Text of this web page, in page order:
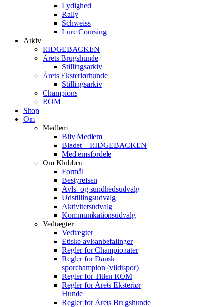
Lydighed
Rally
Schweiss
Lure Coursing
Arkiv
RIDGEBACKEN
Årets Brugshunde
Stillingsarkiv
Årets Eksteriørhunde
Stillingsarkiv
Champions
ROM
Shop
Om
Medlem
Bliv Medlem
Bladet – RIDGEBACKEN
Medlemsfordele
Om Klubben
Formål
Bestyrelsen
Avls- og sundhedsudvalg
Udstillingsudvalg
Aktivitetsudvalg
Kommunikationsudvalg
Vedtægter
Vedtægter
Etiske avlsanbefalinger
Regler for Championater
Regler for Dansk
sporchampion (vildtspor)
Regler for Titlen ROM
Regler for Årets Eksteriør
Hunde
Regler for Årets Brugshunde